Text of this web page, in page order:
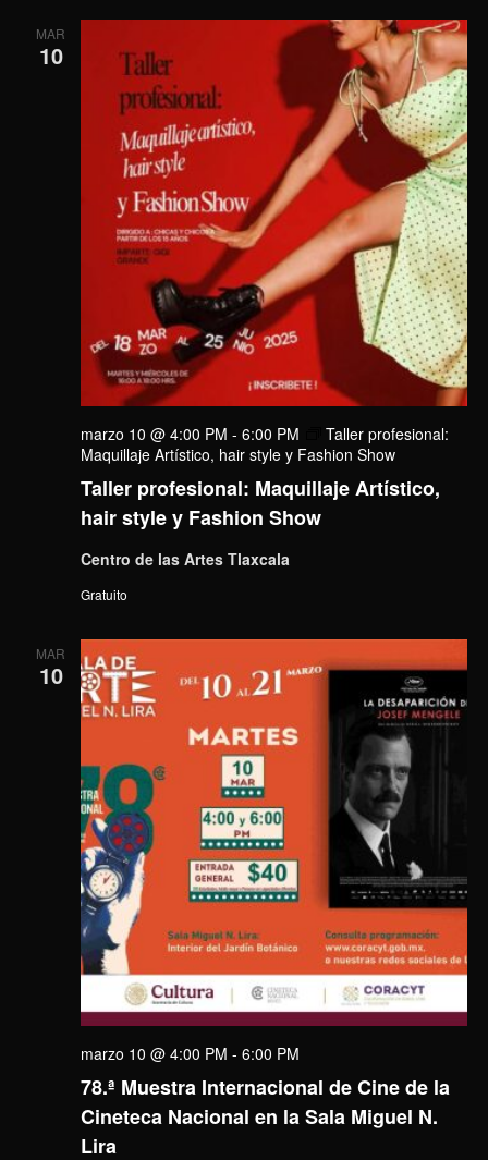
MAR
10
Taller profesional: Maquillaje Artístico,
hair style y Fashion Show
marzo 10 @ 4:00 PM - 6:00 PM
Taller profesional:
Maquillaje Artístico, hair style y Fashion Show
Centro de las Artes Tlaxcala
Gratuito
MAR
10
78.ª Muestra Internacional de Cine de la
Cineteca Nacional en la Sala Miguel N.
Lira
marzo 10 @ 4:00 PM - 6:00 PM